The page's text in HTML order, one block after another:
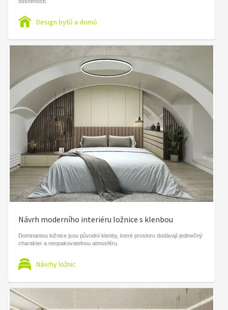
Design bytů a domů
Návrh moderního interiéru ložnice s klenbou
Dominantou ložnice jsou původní klenby, které prostoru dodávají jedinečný
charakter a neopakovatelnou atmosféru.
Návrhy ložnic